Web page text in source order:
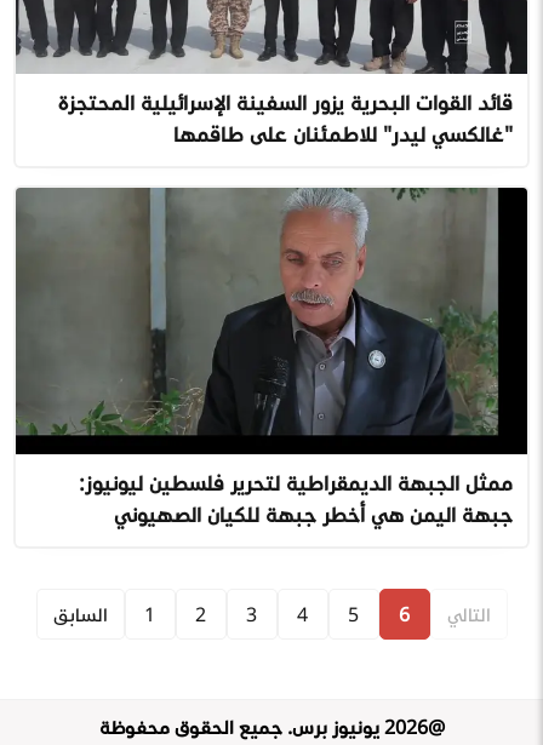
قائد القوات البحرية يزور السفينة الإسرائيلية المحتجزة
"غالكسي ليدر" للاطمئنان على طاقمها
ممثل الجبهة الديمقراطية لتحرير فلسطين ليونيوز:
جبهة اليمن هي أخطر جبهة للكيان الصهيوني
السابق 1 2 3 4 5 6 التالي
@
2026 يونيوز برس. جميع الحقوق محفوظة